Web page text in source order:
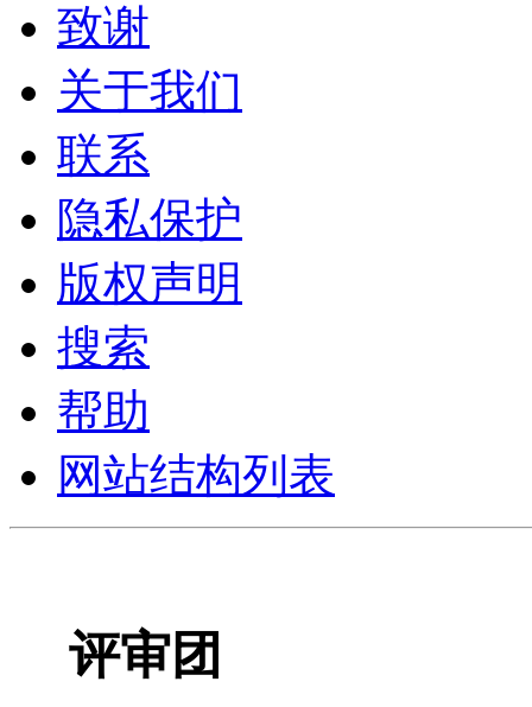
致谢
关于我们
联系
隐私保护
版权声明
搜索
帮助
网站结构列表
评审团